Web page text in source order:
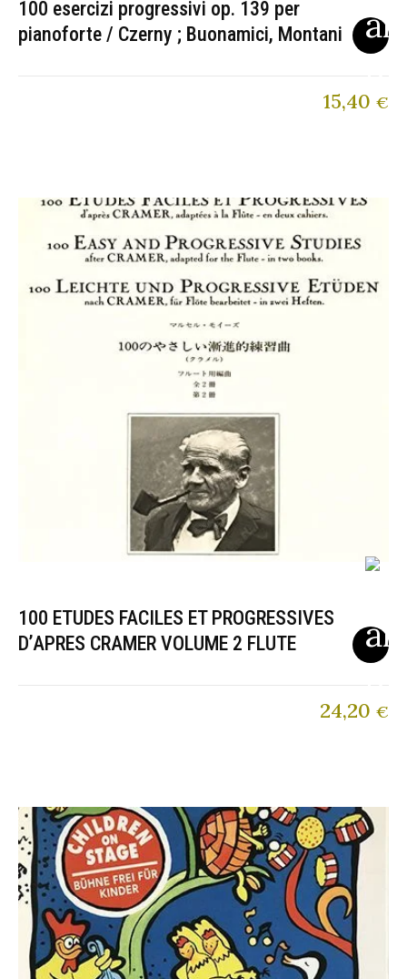
100 esercizi progressivi op. 139 per
pianoforte / Czerny ; Buonamici, Montani
15,40 €
100 ETUDES FACILES ET PROGRESSIVES
D’APRES CRAMER VOLUME 2 FLUTE
24,20 €